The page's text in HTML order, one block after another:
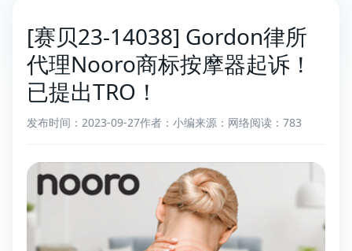
[赛贝23-14038] Gordon律所
代理Nooro商标按摩器起诉！
已提出TRO！
发布时间：2023-09-27作者：小编来源：网络阅读：783